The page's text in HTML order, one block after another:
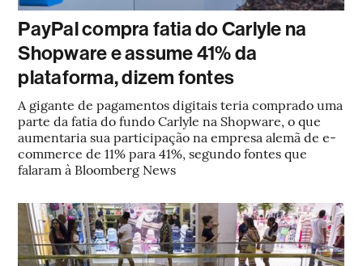
PayPal compra fatia do Carlyle na
Shopware e assume 41% da
plataforma, dizem fontes
A gigante de pagamentos digitais teria comprado uma
parte da fatia do fundo Carlyle na Shopware, o que
aumentaria sua participação na empresa alemã de e-
commerce de 11% para 41%, segundo fontes que
falaram à Bloomberg News